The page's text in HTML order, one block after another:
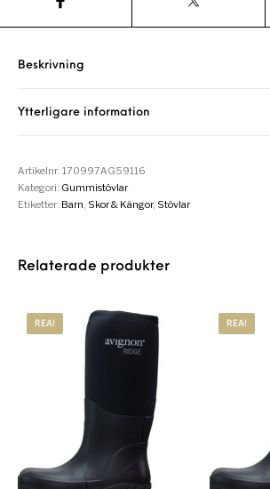
Beskrivning
Ytterligare information
Artikelnr:170997AG59116
Kategori: Gummistövlar
Etiketter: Barn Skor & Kängor, Stövlar
Relaterade produkter
REA! REA!